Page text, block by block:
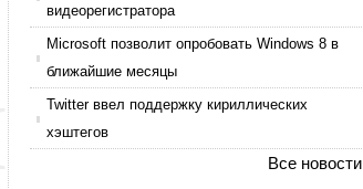
видеорегистратора
Microsoft позволит опробовать Windows 8 в
ближайшие месяцы
Twitter ввел поддержку кириллических
хэштегов
Все новости